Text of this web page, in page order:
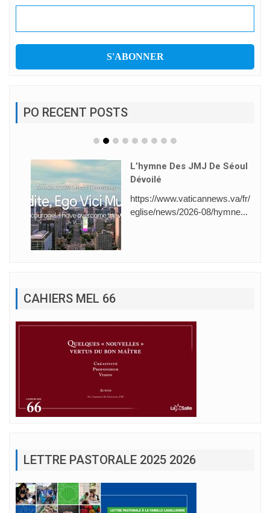
PO RECENT POSTS
L’hymne Des JMJ De Séoul
Dévoilé
https://www.vaticannews.va/fr/
eglise/news/2026-08/hymne...
CAHIERS MEL 66
LETTRE PASTORALE 2025 2026